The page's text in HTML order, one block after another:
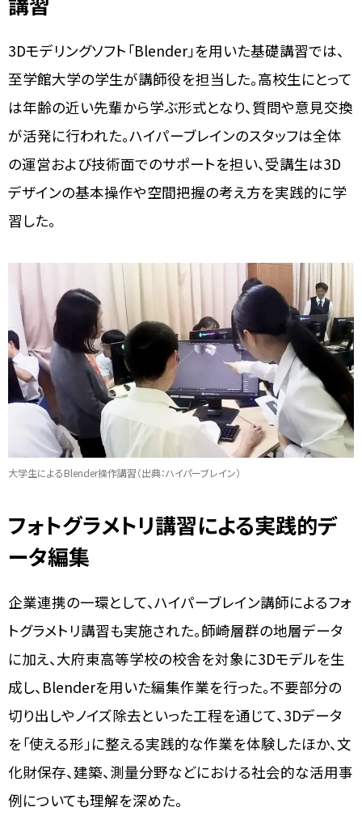
3Dモデリングソフト「Blender」を用いた基礎講習では、
至学館大学の学生が講師役を担当した。高校生にとって
は年齢の近い先輩から学ぶ形式となり、質問や意見交換
が活発に行われた。ハイパーブレインのスタッフは全体
の運営および技術面でのサポートを担い、受講生は3D
デザインの基本操作や空間把握の考え方を実践的に学
習した。
大学生によるBlender操作講習（出典：ハイパーブレイン）
フォトグラメトリ講習による実践的デ
ータ編集
企業連携の一環として、ハイパーブレイン講師によるフォ
トグラメトリ講習も実施された。師崎層群の地層データ
に加え、大府東高等学校の校舎を対象に3Dモデルを生
成し、Blenderを用いた編集作業を行った。不要部分の
切り出しやノイズ除去といった工程を通じて、3Dデータ
を「使える形」に整える実践的な作業を体験したほか、文
化財保存、建築、測量分野などにおける社会的な活用事
例についても理解を深めた。